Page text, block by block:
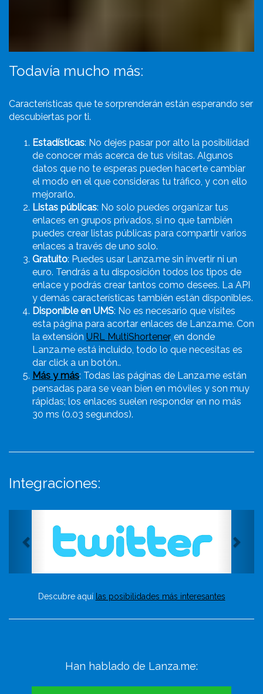
Todavía mucho más:
Características que te sorprenderán están esperando ser
descubiertas por ti.
Estadísticas: No dejes pasar por alto la posibilidad
de conocer más acerca de tus visitas. Algunos
datos que no te esperas pueden hacerte cambiar
el modo en el que consideras tu tráfico, y con ello
mejorarlo.
Listas públicas: No solo puedes organizar tus
enlaces en grupos privados, si no que también
puedes crear listas públicas para compartir varios
enlaces a través de uno solo.
Gratuito: Puedes usar Lanza.me sin invertir ni un
euro. Tendrás a tu disposición todos los tipos de
enlace y podrás crear tantos como desees. La API
y demás características también están disponibles.
Disponible en UMS: No es necesario que visites
esta página para acortar enlaces de Lanza.me. Con
la extensión URL MultiShortener, en donde
Lanza.me está incluido, todo lo que necesitas es
dar click a un botón..
Más y más: Todas las páginas de Lanza.me están
pensadas para se vean bien en móviles y son muy
rápidas; los enlaces suelen responder en no más
30 ms (0.03 segundos).
Integraciones:
Descubre aquí las posibilidades más interesantes
Han hablado de Lanza.me: